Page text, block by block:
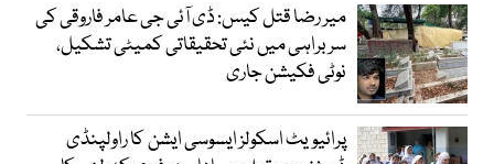
میر رضا قتل کیس: ڈی آئی جی عامر فاروقی کی
سربراہی میں نئی تحقیقاتی کمیٹی تشکیل،
نوٹی فکیشن جاری
پرائیویٹ اسکولز ایسوسی ایشن کا راولپنڈی